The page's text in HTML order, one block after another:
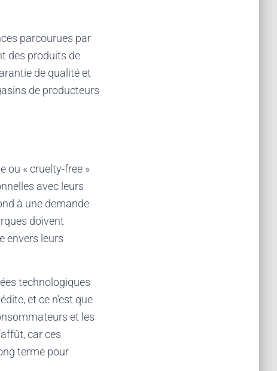
parcourues par
des produits de
de qualité et
de producteurs
ou « cruelty-free »
avec leurs
à une demande
doivent
envers leurs
technologiques
et ce n’est que
et les
car ces
terme pour